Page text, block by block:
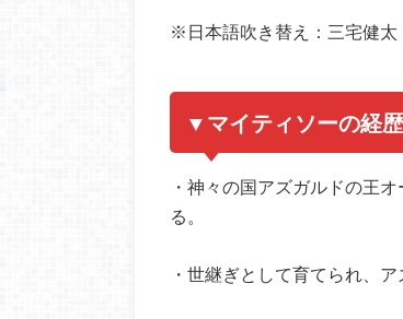
※日本語吹き替え：三宅健太
▼マイティソーの経歴
・神々の国アズガルドの王
る。
・世継ぎとして育てられ、